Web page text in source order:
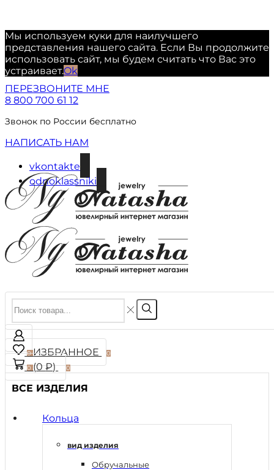
Мы используем куки для наилучшего
представления нашего сайта. Если Вы продолжите
использовать сайт, мы будем считать что Вас это
устраивает.Ok
ПЕРЕЗВОНИТЕ МНЕ
8 800 700 61 12
Звонок по России бесплатно
НАПИСАТЬ НАМ
vkontakte
odnoklassniki
0ИЗБРАННОЕ 0
0(0₽) 0
ВСЕ ИЗДЕЛИЯ
Кольца
вид изделия
Обручальные